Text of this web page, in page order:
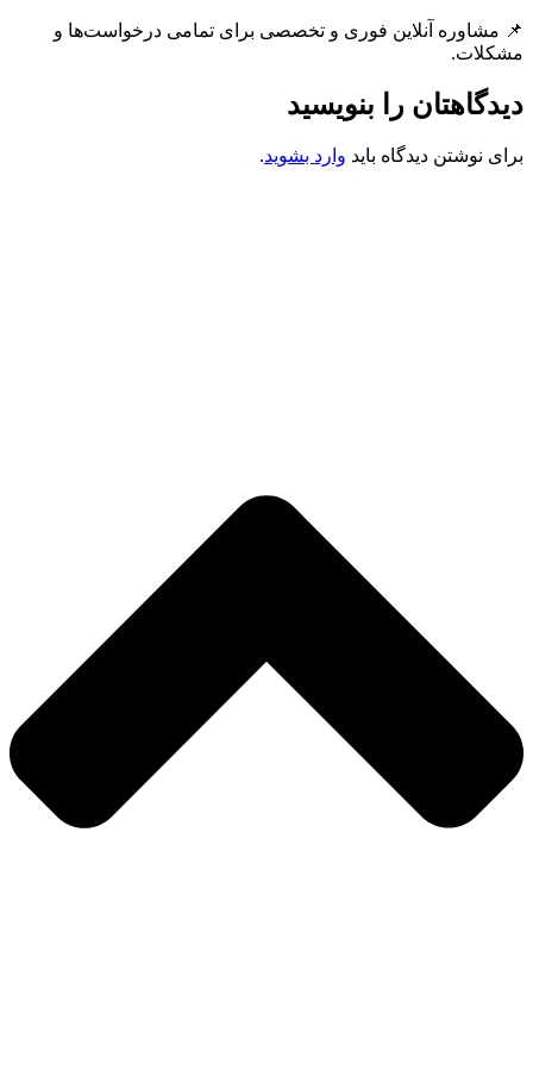
📌 مشاوره آنلاین فوری و تخصصی برای تمامی درخواست‌ها و
مشکلات.
دیدگاهتان را بنویسید
برای نوشتن دیدگاه باید وارد بشوید.